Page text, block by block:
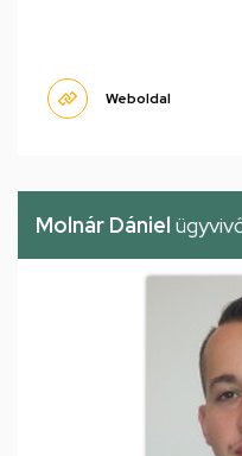
Weboldal
Molnár Dániel